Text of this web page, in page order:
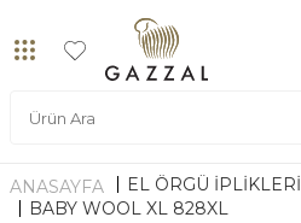
ANASAYFA EL ÖRGÜ İPLİKLERİ
BABY WOOL XL 828XL